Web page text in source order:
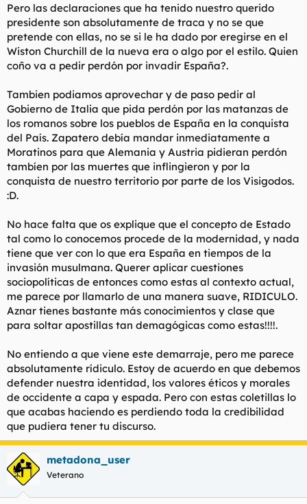
Pero las declaraciones que ha tenido nuestro querido
presidente son absolutamente de traca y no se que
pretende con ellas, no se si le ha dado por eregirse en el
Wiston Churchill de la nueva era o algo por el estilo. Quien
coño va a pedir perdón por invadir España?.
Tambien podiamos aprovechar y de paso pedir al
Gobierno de Italia que pida perdón por las matanzas de
los romanos sobre los pueblos de España en la conquista
del País. Zapatero debía mandar inmediatamente a
Moratinos para que Alemania y Austria pidieran perdón
tambíen por las muertes que inflingieron y por la
conquista de nuestro territorio por parte de los Visigodos.
:D.
No hace falta que os explique que el concepto de Estado
tal como lo conocemos procede de la modernidad, y nada
tiene que ver con lo que era España en tiempos de la
invasión musulmana. Querer aplicar cuestiones
sociopolíticas de entonces como estas al contexto actual,
me parece por llamarlo de una manera suave, RIDICULO.
Aznar tienes bastante más conocimientos y clase que
para soltar apostillas tan demagógicas como estas!!!!.
No entiendo a que viene este demarraje, pero me parece
absolutamente rídiculo. Estoy de acuerdo en que debemos
defender nuestra identidad, los valores éticos y morales
de occidente a capa y espada. Pero con estas coletillas lo
que acabas haciendo es perdiendo toda la credibilidad
que pudiera tener tu discurso.
metadona_user
Veterano